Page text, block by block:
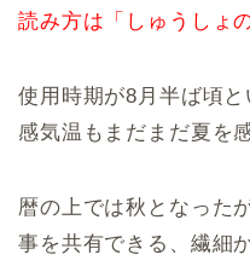
読み方は「しゅうしょ
使用時期が8月半ば頃
感気温もまだまだ夏を
暦の上では秋となった
事を共有できる、繊細